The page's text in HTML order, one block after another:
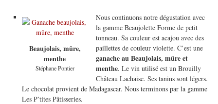
Beaujolais, mûre,
menthe
Stéphane Pontier
Nous continuons notre dégustation avec
la gamme Beaujolette Forme de petit
tonneau. Sa couleur est acajou avec des
paillettes de couleur violette. C’est une
ganache au Beaujolais, mûre et
menthe. Le vin utilisé est un Brouilly
Château Lachaise. Ses tanins sont légers.
Le chocolat provient de Madagascar. Nous terminons par la gamme
Les P’tites Pâtisseries.